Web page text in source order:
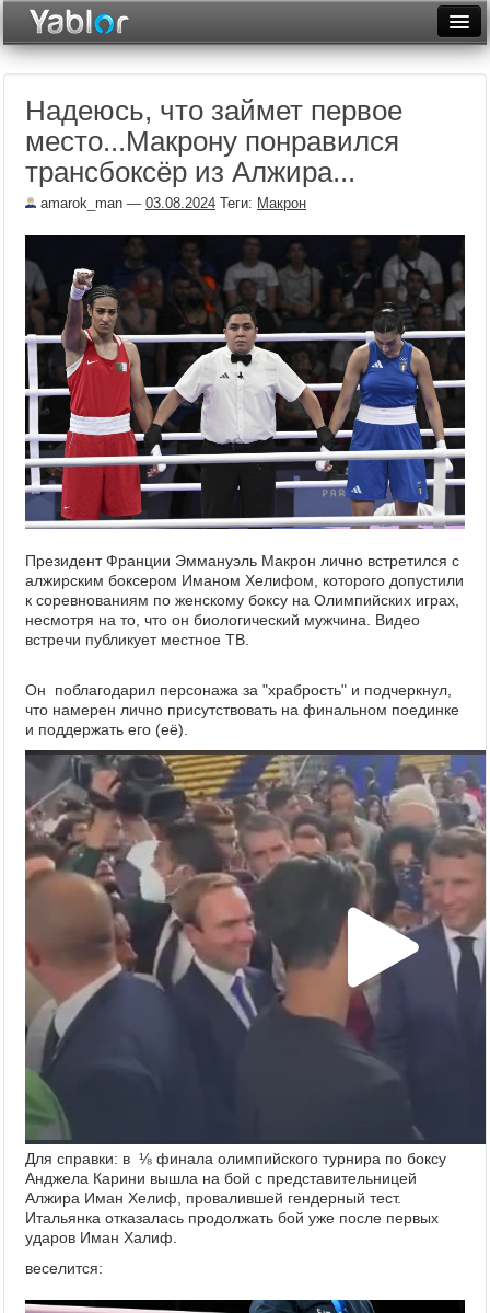
Неделя
Месяц
Рейтинги
Архив
Фототоп
Видеотоп
Надеюсь, что займет первое
место...Макрону понравился
трансбоксёр из Алжира...
amarok_man — 03.08.2024 Теги: Макрон
Президент Франции Эммануэль Макрон лично встретился с
алжирским боксером Иманом Хелифом, которого допустили
к соревнованиям по женскому боксу на Олимпийских играх,
несмотря на то, что он биологический мужчина. Видео
встречи публикует местное ТВ.
Он поблагодарил персонажа за "храбрость" и подчеркнул,
что намерен лично присутствовать на финальном поединке
и поддержать его (её).
Для справки: в ⅛ финала олимпийского турнира по боксу
Анджела Карини вышла на бой с представительницей
Алжира Иман Хелиф, провалившей гендерный тест.
Итальянка отказалась продолжать бой уже после первых
ударов Иман Халиф.
веселится: